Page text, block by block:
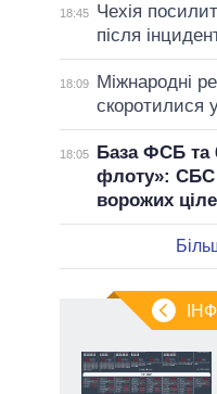
18:45
Чехія
після
18:09
Міжнародні
скоротилися
18:05
База ФСБ та
флоту»: СБС
ворожих